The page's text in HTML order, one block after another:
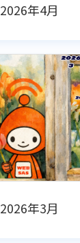
2026年4月
2026年3月